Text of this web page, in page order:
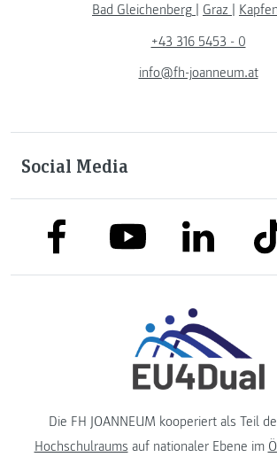
Bad Gleichenberg
Graz
+43 316 5453 - 0
info@fh-joanneum.at
Social Media
link to facebooklink to youtubelink to
Die FH JOANNEUM kooperiert als Teil
Hochschulraums auf nationaler Ebene im